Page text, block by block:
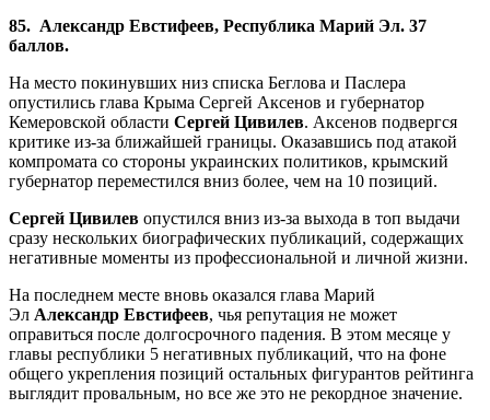
85. Александр Евстифеев, Республика Марий Эл. 37
баллов.
На место покинувших низ списка Беглова и Паслера
опустились глава Крыма Сергей Аксенов и губернатор
Кемеровской области Сергей Цивилев. Аксенов подвергся
критике из-за ближайшей границы. Оказавшись под атакой
компромата со стороны украинских политиков, крымский
губернатор переместился вниз более, чем на 10 позиций.
Сергей Цивилев опустился вниз из-за выхода в топ выдачи
сразу нескольких биографических публикаций, содержащих
негативные моменты из профессиональной и личной жизни.
На последнем месте вновь оказался глава Марий
Эл Александр Евстифеев, чья репутация не может
оправиться после долгосрочного падения. В этом месяце у
главы республики 5 негативных публикаций, что на фоне
общего укрепления позиций остальных фигурантов рейтинга
выглядит провальным, но все же это не рекордное значение.